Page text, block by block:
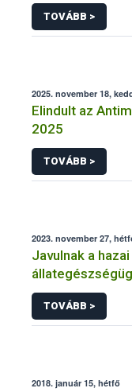
TOVÁBB >
2025. november 18,
Elindult az
2025
TOVÁBB >
2023. november 27,
Javulnak a hazai
TOVÁBB >
2018. január 15, hétfő